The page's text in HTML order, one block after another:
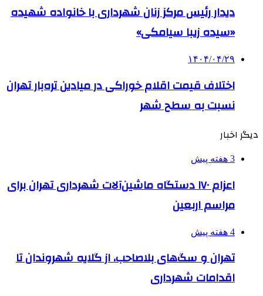
دیدار رئیس مرکز زنان شهرداری با خانواده شهیده
«سیده زیبا سیامکی»
۱۴۰۴/۰۴/۲۹
اختلاف قیمت اقلام خوراکی در میادین تره‌بار تهران
نسبت به سطح شهر
دیگر اخبار
3 هفته پیش
اعزام ۱۷۰ دستگاه ماشین‌آلات شهرداری تهران برای
مراسم اربعین
4 هفته پیش
تهران و سگ‌های بلاصاحب، از گلایه شهروندان تا
اقدامات شهرداری